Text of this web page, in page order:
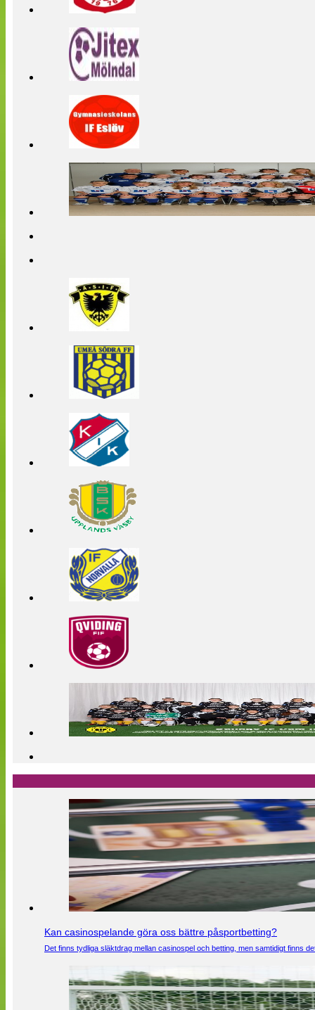
Kan casinospelande göra oss bättre påsportbetting?
Det finns tydliga släktdrag mellan casinospel och betting, men samtidigt finns